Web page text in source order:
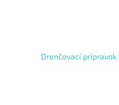
Drenčovací